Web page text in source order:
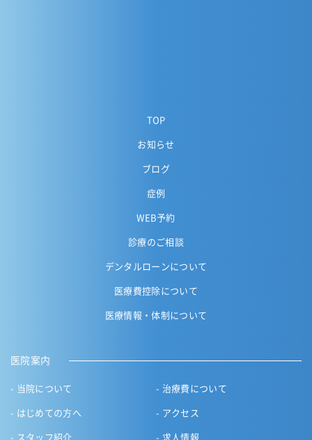
TOP
お知らせ
ブログ
症例
WEB予約
診療のご相談
デンタルローンについて
医療費控除について
医療情報・体制について
医院案内
当院について
はじめての方へ
スタッフ紹介
治療費について
アクセス
求人情報